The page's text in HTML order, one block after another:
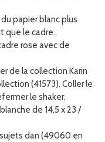
papier blanc plus
que le cadre.
rose avec de
de la collection Karin
(41573). Coller le
le shaker.
de 14,5 x 23 /
dan (49060 en